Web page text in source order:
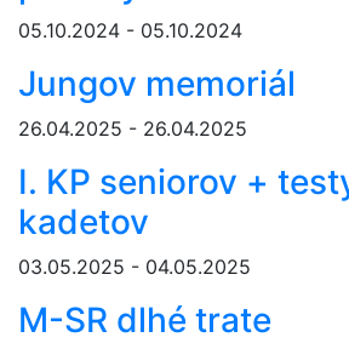
05.10.2024 - 05.10.2024
Jungov memoriál
26.04.2025 - 26.04.2025
I. KP seniorov +
kadetov
03.05.2025 - 04.05.2025
M-SR dlhé trate